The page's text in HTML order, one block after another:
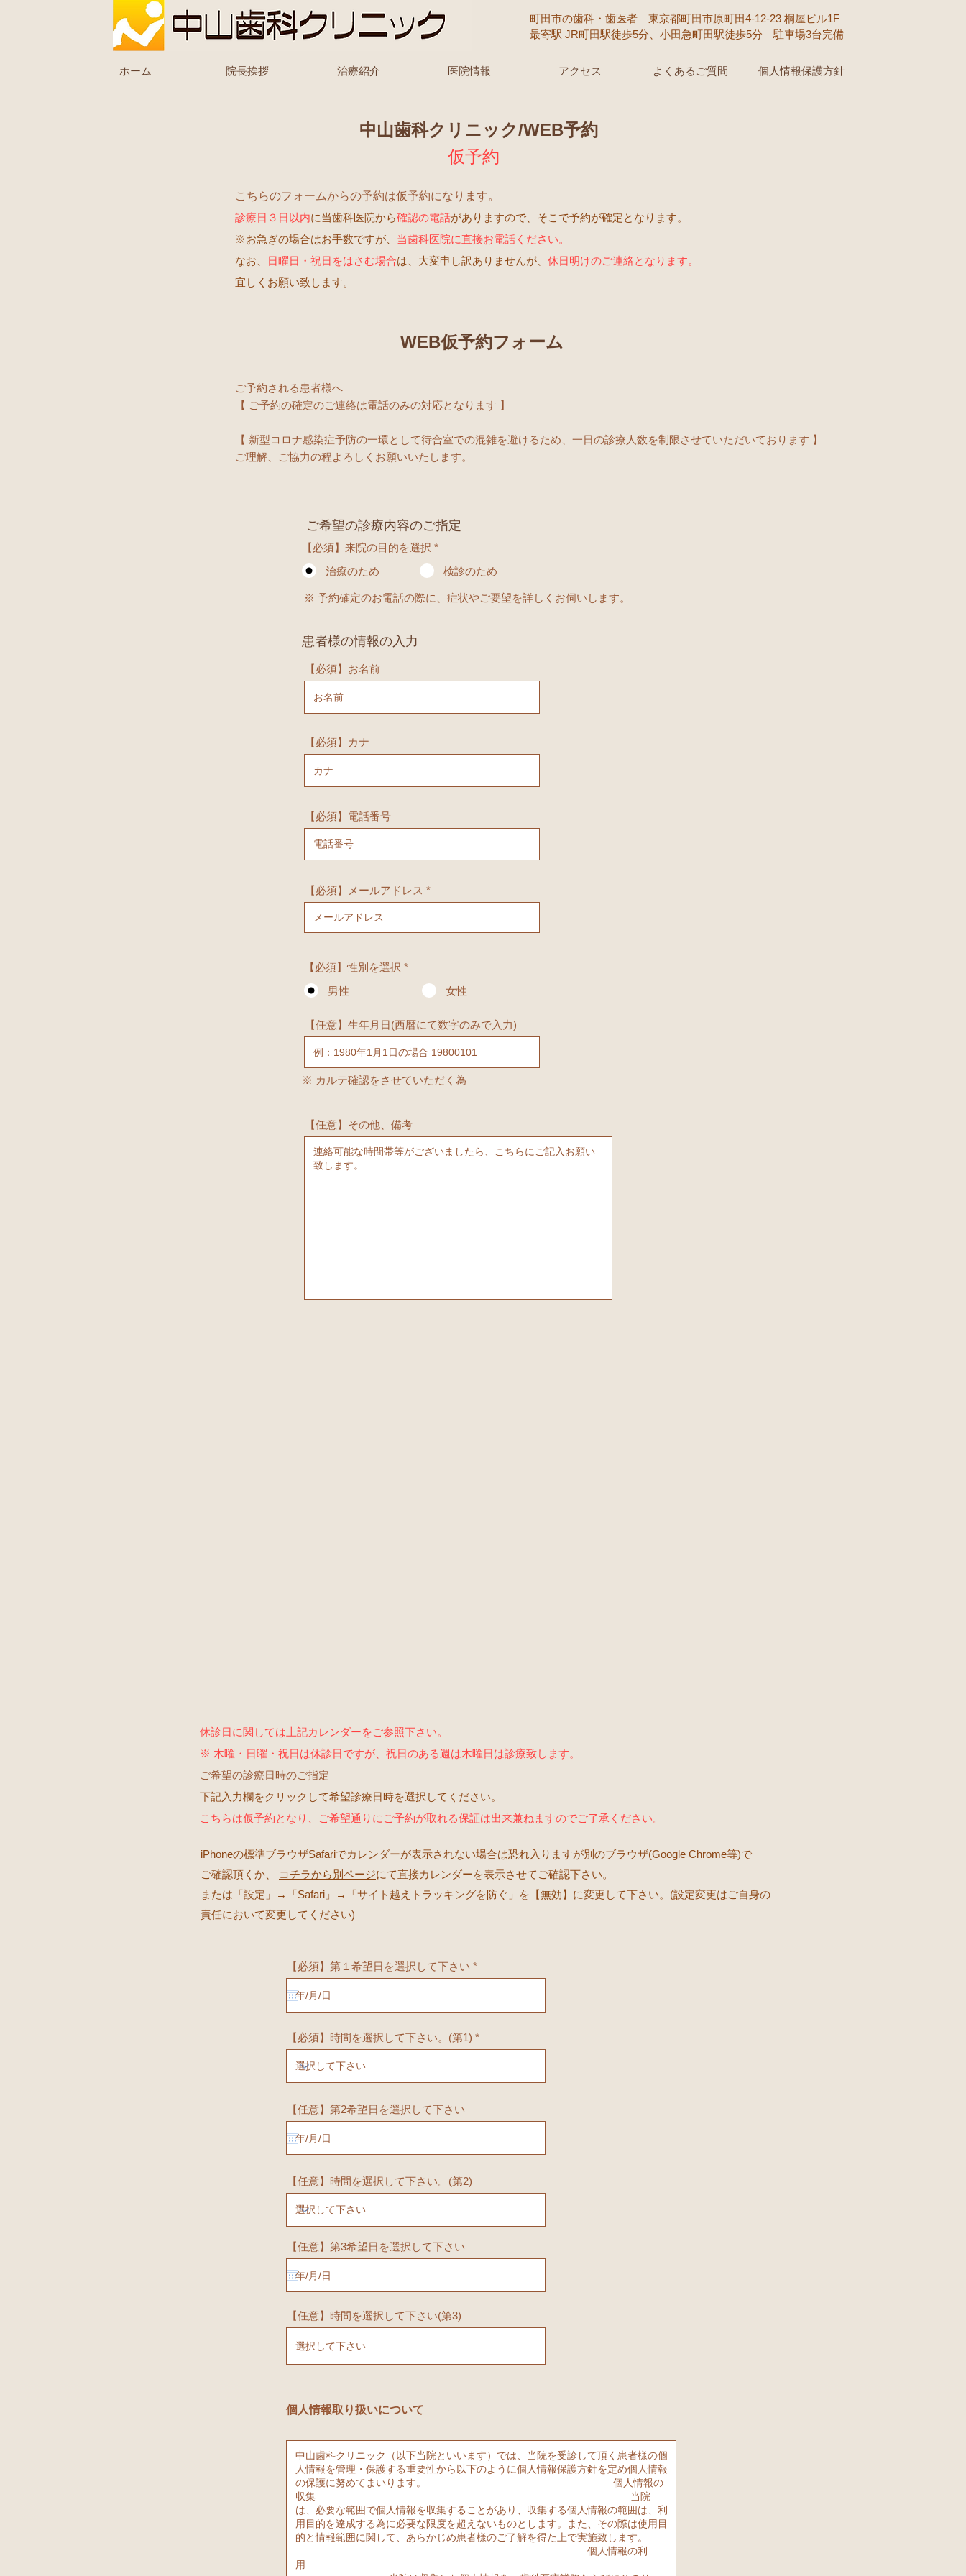
町田市の歯科・歯医者 東京都町田市原町田4-12-23 桐屋ビル1F
最寄駅 JR町田駅徒歩5分、小田急町田駅徒歩5分 駐車場3台完備
ホーム 院長挨拶 治療紹介 医院情報 アクセス よくあるご質問 個人情報保護方針
中山歯科クリニック/WEB予約
仮予約
こちらのフォームからの予約は仮予約にな ります。
診療日３日以内に当歯科医院から確認の電話がありますので、そこで予約が確定となります。
※お急ぎの場合はお手数ですが、 当歯科医院に直接お電話ください。
なお、
日曜日・祝日をはさむ場合は、大変申し訳ありませんが、 休日明けのご連絡となります。
宜しくお願い致します。
WEB仮予約フォーム
ご予約される患者様へ
【 ご予約の確定のご連絡は電話のみの対応となります 】
【 新型コロナ感染症予防の一環として待合室での混雑を避けるため、一日の診療人数を制限させていただいております 】
ご理解、ご協力の程よろしくお願いいたします。
ご希望の診療内容のご指定
【必須】来院の目的を選択 *
治療のため
検診のため
※ 予約確定のお電話の際に、症状やご要望を詳しくお伺いします。
患者様の情報の入力
【必須】お名前
【必須】カナ
【必須】電話番号
【必須】メールアドレス
【必須】性別を選択 *
男性
女性
【任意】生年月日(西暦にて数字のみで入力)
※ カルテ確認をさせていただく為
【任意】その他、備考
休診日に関しては上記カレンダーをご参照下さい。
※ 木曜・日曜・祝日は休診日ですが、祝日のある週は木曜日は診療致します。
ご希望の診療日時のご指定
下記入力欄をクリックして希望診療日時を選択してください。
こち らは仮予約となり、ご希望通りにご予約が取れる保証は出来兼ねますのでご了承ください。
iPhoneの標準ブラウザSafariでカレンダーが表示されない場合は恐れ入りますが別のブラウザ(Google Chrome等)で
ご確認頂くか、
コチラから別ページにて直接カレンダーを表示させてご確認下さい。
または「設定」→「Safari」→「サイト越えトラッキングを防ぐ」を【無効】に変更して下さい。(設定変更はご自身の
責任において変更してください)
【必須】第１希望日を選択して下さい *r
e
d
【必須】時間を選択して下さい。(第1)
【任意】第2希望日を選択して下さい
【任意】時間を選択して下さい。(第2)
【任意】第3希望日を選択して下さい
【任意】時間を選択して下さい(第3)
個人情報取り扱いについて